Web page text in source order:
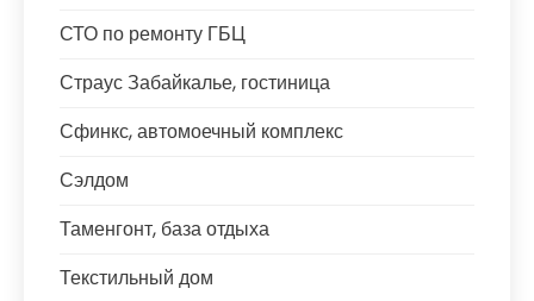
СТО по ремонту ГБЦ
Страус Забайкалье, гостиница
Сфинкс, автомоечный комплекс
Сэлдом
Таменгонт, база отдыха
Текстильный дом